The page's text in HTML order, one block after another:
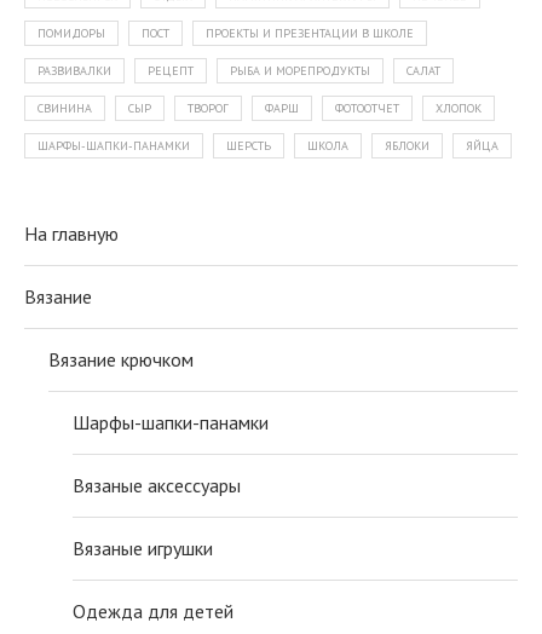
ПОМИДОРЫ ПОСТ ПРОЕКТЫ И ПРЕЗЕНТАЦИИ В ШКОЛЕ
РАЗВИВАЛКИ РЕЦЕПТ РЫБА И МОРЕПРОДУКТЫ САЛАТ
СВИНИНА СЫР ТВОРОГ ФАРШ ФОТООТЧЕТ ХЛОПОК
ШАРФЫ-ШАПКИ-ПАНАМКИ ШЕРСТЬ ШКОЛА ЯБЛОКИ ЯЙЦА
На главную
Вязание
Вязание крючком
Шарфы-шапки-панамки
Вязаные аксессуары
Вязаные игрушки
Одежда для детей